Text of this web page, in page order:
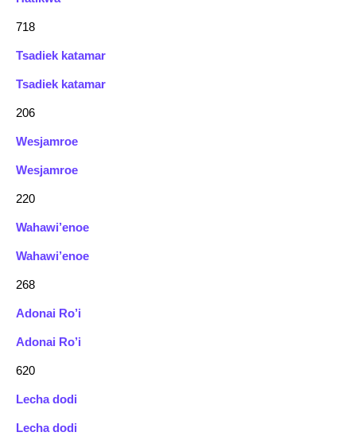
718
Tsadiek katamar
Tsadiek katamar
206
Wesjamroe
Wesjamroe
220
Wahawi’enoe
Wahawi’enoe
268
Adonai Ro’i
Adonai Ro’i
620
Lecha dodi
Lecha dodi